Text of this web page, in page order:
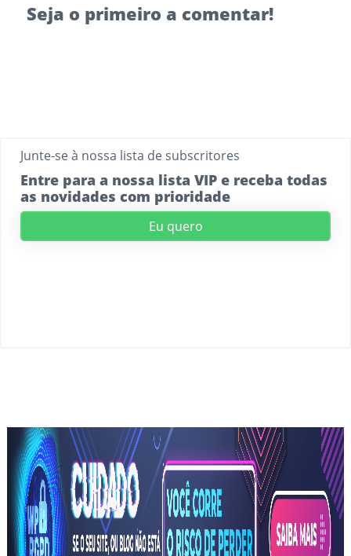
Seja o primeiro a comentar!
Junte-se à nossa lista de subscritores
Entre para a nossa lista VIP e receba todas
as novidades com prioridade
Eu quero